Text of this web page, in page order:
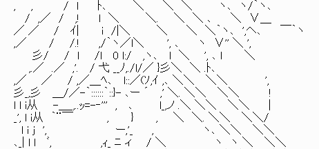
, , / l ﾄ､ ＼ ＼ ＼ ヽ､ ヽ/｀ヽ､
/ ,／ / ,! l ＼ ＼. ＼ ＼ ､ ＼ ∨＿
／ ／ / ｲ| i /|＼ ＼ ＼ ＼｀ヽ､ ',ヘ､ ￣｀ヽ 見た目も
,／ / /.! ,/｀ヽ／l＼ ', ､ ヽ ∨'' ＼ ',
彡/ / l /l 0 l:/ ,ヽ､ l ＼ ', ､ l ＼ 正直全ての人たち
,.／ .／ ,'. / 弋 __ﾉ,./l/／ }彡＼ ＼ .ﾄ､
,／ ／ / ,／＿ﾍ､ l::／(ｿ,ｲ ,､ ＼＼ ＼＼ ',
彡_,彡 ＿/／-｀::::::｀::}- ､ー ´ ,' ＼. ＼＼ ＼＼ ! です
l l i从 -＿_,..ｯ=-‐''' , ､ l_,ノ .＼ ＼＼ ＼＼ |
_', l i从 ｀¨￣ , } , ＼ ＼. ＼＼ ＼＼/
l i j ', ー,'_ , ヽ､ ＼＼ ＼＼
､_| l l ﾞ, ,ｨ_ ﾆ ィ / ＼ ヽ ヽ ＼ ＼＼